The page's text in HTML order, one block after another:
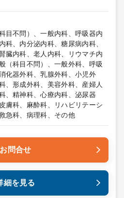
目不問）、一般内科、呼吸器内
科、内分泌内科、糖尿病内科、
臓内科、老人内科、リウマチ内
（科目不問）、一般外科、呼吸
化器外科、乳腺外科、小児外
、形成外科、美容外科、産婦人
、精神科、心療内科、泌尿器
膚科、麻酔科、リハビリテーシ
急科、病理科、その他
お問合せ
細を見る